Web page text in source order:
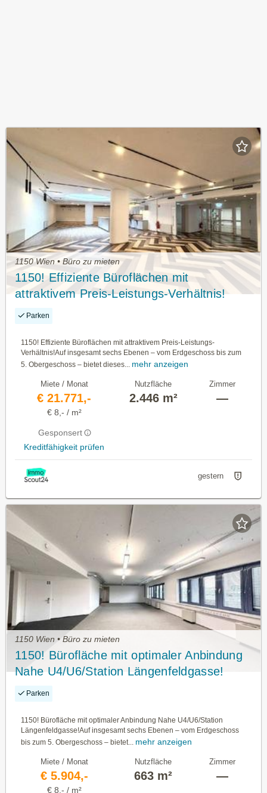
1150 Wien • Büro zu mieten
1150! Effiziente Büroflächen mit
attraktivem Preis-Leistungs-Verhältnis!
Parken
1150! Effiziente Büroflächen mit attraktivem Preis-Leistungs-
Verhältnis!Auf insgesamt sechs Ebenen – vom Erdgeschoss bis zum
5. Obergeschoss – bietet dieses... mehr anzeigen
Miete / Monat
€ 21.771,-
€ 8,- / m²
Gesponsert
Kreditfähigkeit prüfen
Nutzfläche
2.446 m²
Zimmer
—
gestern
1150 Wien • Büro zu mieten
1150! Bürofläche mit optimaler Anbindung
Nahe U4/U6/Station Längenfeldgasse!
Parken
1150! Bürofläche mit optimaler Anbindung Nahe U4/U6/Station
Längenfeldgasse!Auf insgesamt sechs Ebenen – vom Erdgeschoss
bis zum 5. Obergeschoss – bietet...
mehr anzeigen
Miete / Monat
€ 5.904,-
€ 8,- / m²
Nutzfläche
663 m²
Zimmer
—